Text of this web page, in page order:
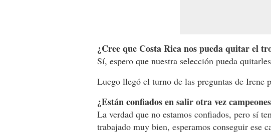
¿Cree que Costa Rica nos pueda quitar el
Sí, espero que nuestra selección pueda
Luego llegó el turno de las preguntas de Irene
¿Están confiados en salir otra vez
La verdad que no estamos confiados, pero sí
trabajado muy bien, esperamos conseguir ese